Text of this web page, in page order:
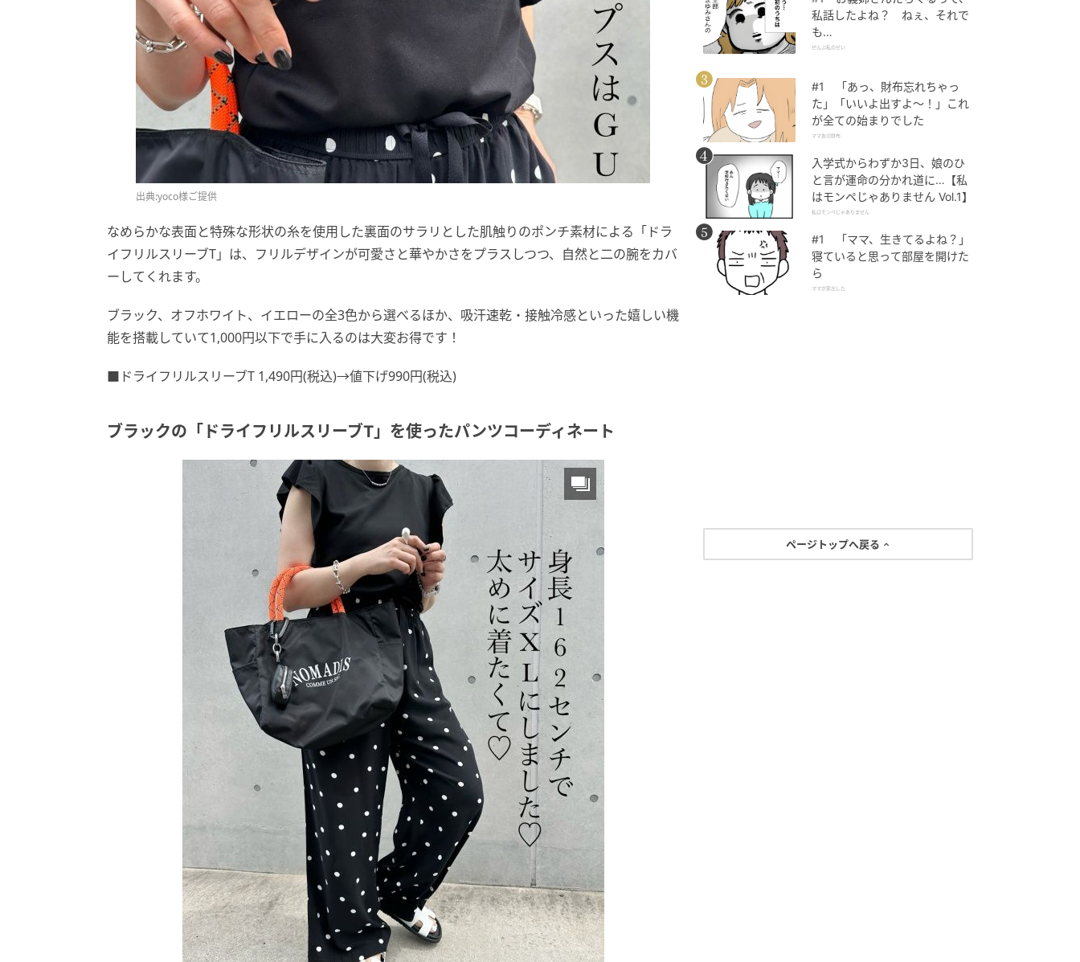
出典:yoco様ご提供
なめらかな表面と特殊な形状の糸を使用した裏面のサラリとした肌触りのポンチ素材による「ドラ
イフリルスリーブT」は、フリルデザインが可愛さと華やかさをプラスしつつ、自然と二の腕をカバ
ーしてくれます。
ブラック、オフホワイト、イエローの全3色から選べるほか、吸汗速乾・接触冷感といった嬉しい機
能を搭載していて1,000円以下で手に入るのは大変お得です！
■ドライフリルスリーブT 1,490円(税込)→値下げ990円(税込)
ブラックの「ドライフリルスリーブT」を使ったパンツコーディネート
私話したよね？ ねぇ、それで
も…
ぜんぶ私のせい
#1 「あっ、財布忘れちゃっ
た」「いいよ出すよ〜！」これ
が全ての始まりでした
ママ友の財布
入学式からわずか3日、娘のひ
と言が運命の分かれ道に…【私
はモンペじゃありません Vol.1】
私はモンペじゃありません
#1 「ママ、生きてるよね？」
寝ていると思って部屋を開けた
ら
ママが家出した
ページトップへ戻る